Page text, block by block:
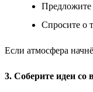
Предложите
Спросите о
Если атмосфера
3. Соберите идеи со